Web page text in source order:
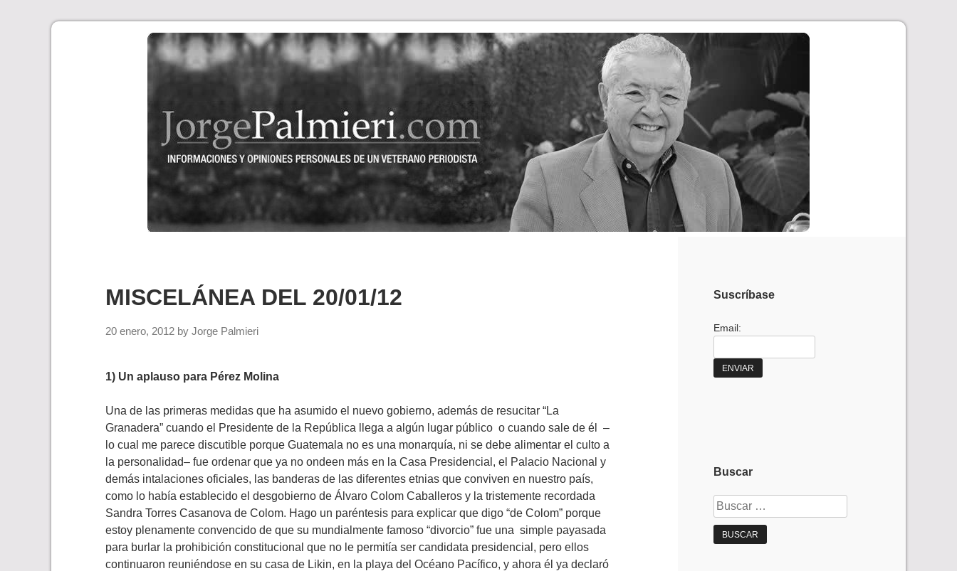
MISCELÁNEA DEL 20/01/12
20 enero, 2012 by Jorge Palmieri
1) Un aplauso para Pérez Molina
Una de las primeras medidas que ha asumido el nuevo gobierno, además de resucitar “La
Granadera” cuando el Presidente de la República llega a algún lugar público o cuando sale de él –
lo cual me parece discutible porque Guatemala no es una monarquía, ni se debe alimentar el culto a
la personalidad– fue ordenar que ya no ondeen más en la Casa Presidencial, el Palacio Nacional y
demás intalaciones oficiales, las banderas de las diferentes etnias que conviven en nuestro país,
como lo había establecido el desgobierno de Álvaro Colom Caballeros y la tristemente recordada
Sandra Torres Casanova de Colom. Hago un paréntesis para explicar que digo “de Colom” porque
estoy plenamente convencido de que su mundialmente famoso “divorcio” fue una simple payasada
para burlar la prohibición constitucional que no le permitía ser candidata presidencial, pero ellos
continuaron reuniéndose en su casa de Likin, en la playa del Océano Pacífico, y ahora él ya declaró
Suscríbase
Email:
Buscar
Buscar: